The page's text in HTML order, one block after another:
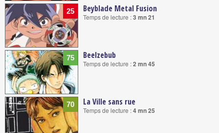
25 Beyblade Metal Fusion
Temps de lecture :3 mn 21
75 Beelzebub
Temps de lecture :2 mn 45
70 La Ville sans rue
Temps de lecture :4 mn 25